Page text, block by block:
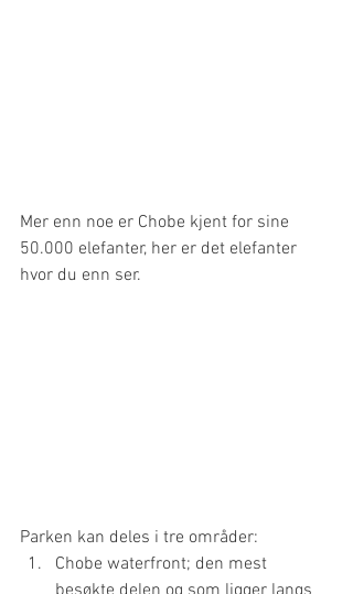
Mer enn noe er Chobe kjent for sine
50.000 elefanter, her er det elefanter
hvor du enn ser.
Parken kan deles i tre områder:
Chobe waterfront; den mest